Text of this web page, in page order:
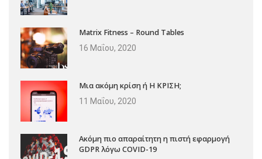
Matrix Fitness – Round Tables
16 Μαΐου, 2020
Μια ακόμη κρίση ή Η ΚΡΙΣΗ;
11 Μαΐου, 2020
Ακόμη πιο απαραίτητη η πιστή εφαρμογή
GDPR λόγω COVID-19